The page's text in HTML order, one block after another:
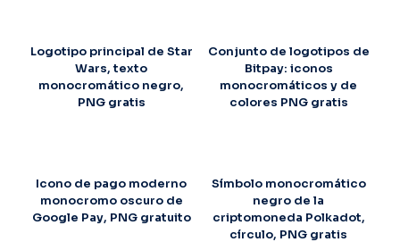
Logotipo principal de Star
Wars, texto
monocromático negro,
PNG gratis
Conjunto de logotipos de
Bitpay: iconos
monocromáticos y de
colores PNG gratis
Icono de pago moderno
monocromo oscuro de
Google Pay, PNG gratuito
Símbolo monocromático
negro de la
criptomoneda Polkadot,
círculo, PNG gratis